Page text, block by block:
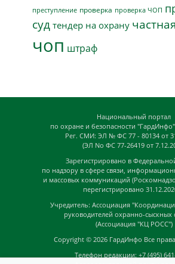
преступление проверка проверка ЧОП
суд тендер на охрану
чоп штраф
Национальный портал
по охране и безопасности
Рег. СМИ: ЭЛ № ФС 77 - 80134 от
(ЭЛ No ФС 77-26419 от
Зарегистрировано в
по надзору в сфере связи,
и массовых коммуникаций
перегистрировано
Учредитель: Ассоциация
руководителей охранно-сыскных
(Ассоциация "КЦ РОСС")
Copyright © 2026 ГардИнфо Все
Телефон редакции: +7 (495)